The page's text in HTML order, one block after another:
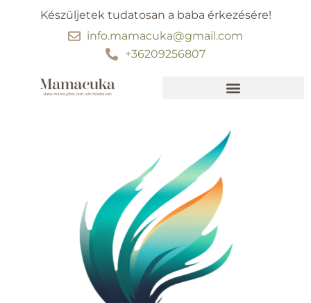
Készüljetek tudatosan a baba érkezésére!
info.mamacuka@gmail.com
+36209256807